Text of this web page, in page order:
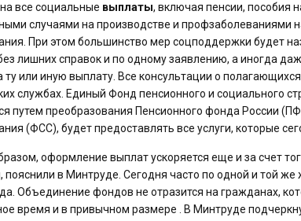
все социальные выплаты, включая пенсии, пособия
случаями на производстве и профзаболеваниями
При этом большинство мер соцподдержки будет
лишних справок и по одному заявлению, а иногда
ту или иную выплату. Все консультации о
службах. Единый Фонд пенсионного и социального
путем преобразования Пенсионного фонда России
(ФСС), будет предоставлять все услуги, которые
оформление выплат ускоряется еще и за счет
пояснили в Минтруде. Сегодня часто по одной и той
Объединение фондов не отразится на гражданах,
время и в привычном размере . В Минтруде